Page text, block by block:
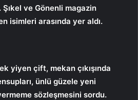
ve Gönenli magazin
isimleri arasında yer aldı.
yiyen çift, mekan çıkışında
ünlü güzele yeni
sözleşmesini sordu.